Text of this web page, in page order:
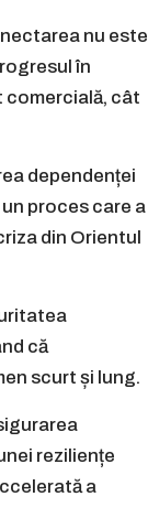
nu este
în
comercială, cât
dependenței
proces care a
din Orientul
că
scurt și lung.
reziliențe
a